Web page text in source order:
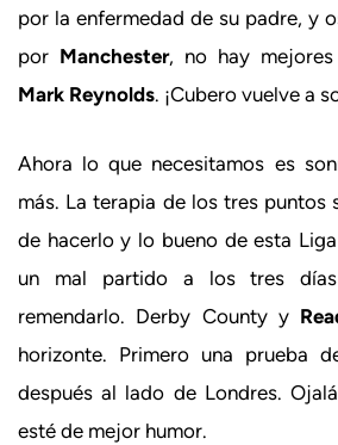
por la enfermedad de su padre, y
por Manchester, no hay
Mark Reynolds. ¡Cubero vuelve a
Ahora lo que necesitamos es
más. La terapia de los tres puntos
de hacerlo y lo bueno de esta
un mal partido a los tres
remendarlo. Derby County y
horizonte. Primero una prueba
después al lado de Londres.
esté de mejor humor.